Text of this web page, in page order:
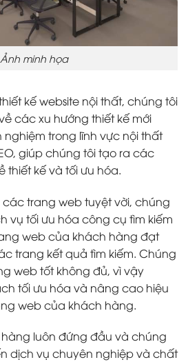
Ảnh minh họa
kế website nội thất, chúng tôi
các xu hướng thiết kế mới
nghiệm trong lĩnh vực nội thất
giúp chúng tôi tạo ra các
thiết kế và tối ưu hóa.
trang web tuyệt vời, chúng
vụ tối ưu hóa công cụ tìm kiếm
web của khách hàng đạt
trang kết quả tìm kiếm. Chúng
web tốt không đủ, vì vậy
tối ưu hóa và nâng cao hiệu
web của khách hàng.
luôn đứng đầu và chúng
dịch vụ chuyên nghiệp và chất